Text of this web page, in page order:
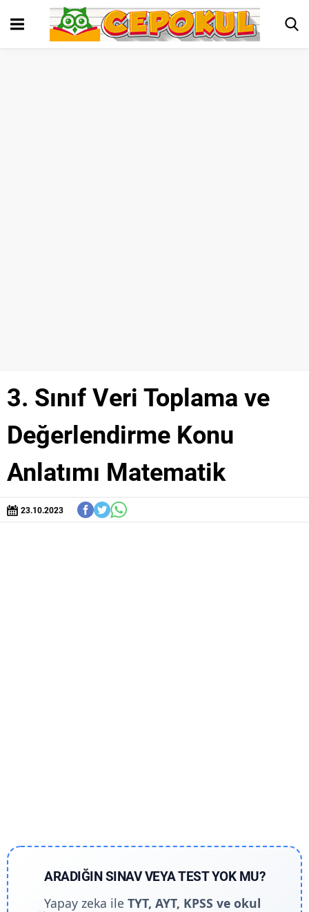
3. Sınıf Veri Toplama ve
Değerlendirme Konu
Anlatımı Matematik
23.10.2023
ARADIĞIN SINAV VEYA TEST YOK MU?
Yapay zeka ileTYT, AYT, KPSS ve okul